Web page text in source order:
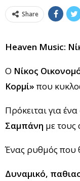
Share
Heaven Music:
Ο Νίκος
Κορμί» που
​Πρόκειται για ένα
Σαμπάνη με τους
​Ένας ρυθμός που
Δυναμικό,